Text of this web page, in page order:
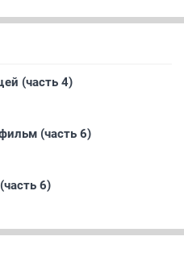
(часть 4)
(часть 6)
6)